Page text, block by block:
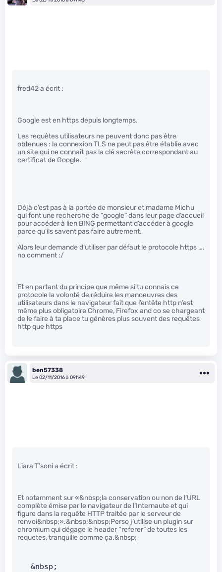
fred42 a écrit :
Google est en https depuis longtemps.
Les requêtes utilisateurs ne peuvent donc pas être
obtenues : la connexion TLS ne peut pas être établie avec
un site qui ne connaît pas la clé secrète correspondant au
certificat de Google.
Déjà c’est pas à la portée de monsieur et madame Michu
qui font une recherche de “google” dans leur page d’accueil
pour accéder à lien BING permettant d’accéder à google
parce qu’ils savent pas faire autrement.
Alors leur demande d’utiliser par défaut le protocole https ….
no comment :/
Et en partant du principe que même si tu connais ce
protocole la volonté de réduire les manoeuvres des
utilisateurs dans le navigateur fait que l’entête http n’est
même plus obligatoire Chrome, Firefox and co se chargeant
de le faire à ta place tu génères plus souvent des requêtes
http que https
ben57338
Le 02/11/2016 à 09h49
Liara T’soni a écrit :
Et notamment sur «&nbsp;la conservation ou non de l’URL
complète émise par le navigateur de l’Internaute et qui
figure dans la requête HTTP traitée par le serveur de
renvoi&nbsp;».&nbsp;&nbsp;Perso j’utilise un plugin sur
chromium qui dégage le header “referer” de toutes les
requetes, tranquille comme ça.&nbsp;
   &nbsp;